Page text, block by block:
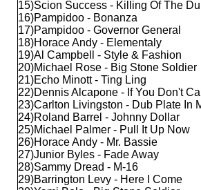
15)Scion Success - Killing Of The
16)Pampidoo - Bonanza
17)Pampidoo - Governor General
18)Horace Andy - Elementaly
19)Al Campbell - Style & Fashion
20)Michael Rose - Big Stone Soldier
21)Echo Minott - Ting Ling
22)Dennis Alcapone - If You Don't
23)Carlton Livingston - Dub Plate In
24)Roland Barrel - Johnny Dollar
25)Michael Palmer - Pull It Up Now
26)Horace Andy - Mr. Bassie
27)Junior Byles - Fade Away
28)Sammy Dread - M-16
29)Barrington Levy - Here I Come